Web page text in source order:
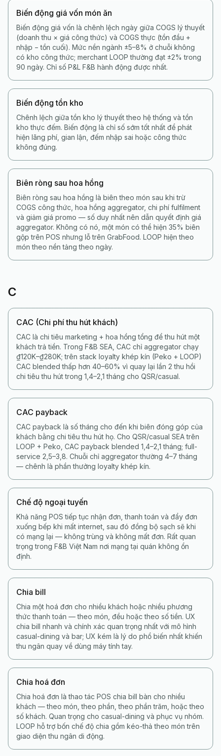
Biến động giá vốn món ăn
Biến động giá vốn là chênh lệch ngày giữa COGS lý thuyết
(doanh thu × giá công thức) và COGS thực (tồn đầu +
nhập − tồn cuối). Mức nền ngành ±5–8% ở chuỗi không
có kho công thức; merchant LOOP thường đạt ±2% trong
90 ngày. Chỉ số P&L F&B hành động được nhất.
Biến động tồn kho
Chênh lệch giữa tồn kho lý thuyết theo hệ thống và tồn
kho thực đếm. Biến động là chỉ số sớm tốt nhất để phát
hiện lãng phí, gian lận, đếm nhập sai hoặc công thức
không đúng.
Biên ròng sau hoa hồng
Biên ròng sau hoa hồng là biên theo món sau khi trừ
COGS công thức, hoa hồng aggregator, chi phí fulfilment
và giảm giá promo — số duy nhất nên dẫn quyết định giá
aggregator. Không có nó, một món có thể hiện 35% biên
gộp trên POS nhưng lỗ trên GrabFood. LOOP hiện theo
món theo nền tảng theo ngày.
C
CAC (Chi phí thu hút khách)
CAC là chi tiêu marketing + hoa hồng tổng để thu hút một
khách trả tiền. Trong F&B SEA, CAC chỉ aggregator chạy
₫120K–₫280K; trên stack loyalty khép kín (Peko + LOOP)
CAC blended thấp hơn 40–60% vì quay lại lần 2 thu hồi
chi tiêu thu hút trong 1,4–2,1 tháng cho QSR/casual.
CAC payback
CAC payback là số tháng cho đến khi biên đóng góp của
khách bằng chi tiêu thu hút họ. Cho QSR/casual SEA trên
LOOP + Peko, CAC payback blended 1,4–2,1 tháng; full-
service 2,5–3,8. Chuỗi chỉ aggregator thường 4–7 tháng
— chênh là phần thưởng loyalty khép kín.
Chế độ ngoại tuyến
Khả năng POS tiếp tục nhận đơn, thanh toán và đẩy đơn
xuống bếp khi mất internet, sau đó đồng bộ sạch sẽ khi
có mạng lại — không trùng và không mất đơn. Rất quan
trọng trong F&B Việt Nam nơi mạng tại quán không ổn
định.
Chia bill
Chia một hoá đơn cho nhiều khách hoặc nhiều phương
thức thanh toán — theo món, đều hoặc theo số tiền. UX
chia bill nhanh và chính xác quan trọng nhất với mô hình
casual-dining và bar; UX kém là lý do phổ biến nhất khiến
thu ngân quay về dùng máy tính tay.
Chia hoá đơn
Chia hoá đơn là thao tác POS chia bill bàn cho nhiều
khách — theo món, theo phần, theo phần trăm, hoặc theo
số khách. Quan trọng cho casual-dining và phục vụ nhóm.
LOOP hỗ trợ bốn chế độ chia gồm kéo-thả theo món trên
giao diện thu ngân di động.